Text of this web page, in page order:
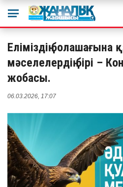
Еліміздің
мәселелердің бірі –
жобасы.
06.03.2026, 17:07